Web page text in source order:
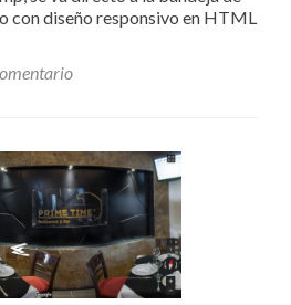
con diseño responsivo en HTML